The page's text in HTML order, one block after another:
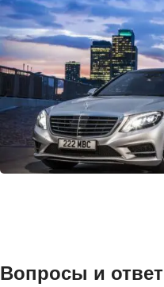
Вопросы и